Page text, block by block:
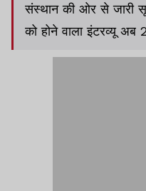
संस्थान की ओर से जारी
को होने वाला इंटरव्यू अब